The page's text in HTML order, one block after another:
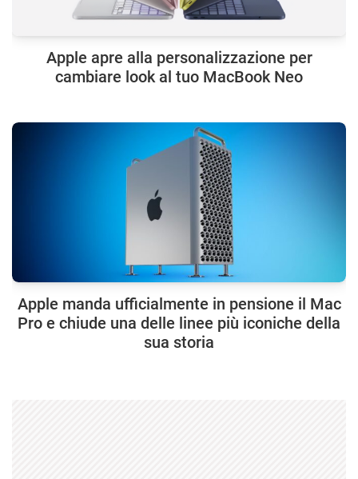
Apple apre alla personalizzazione per
cambiare look al tuo MacBook Neo
Apple manda ufficialmente in pensione il Mac
Pro e chiude una delle linee più iconiche della
sua storia